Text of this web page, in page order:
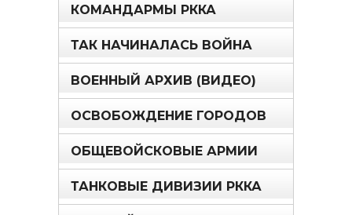
КОМАНДАРМЫ РККА
ТАК НАЧИНАЛАСЬ ВОЙНА
ВОЕННЫЙ АРХИВ (ВИДЕО)
ОСВОБОЖДЕНИЕ ГОРОДОВ
ОБЩЕВОЙСКОВЫЕ АРМИИ
ТАНКОВЫЕ ДИВИЗИИ РККА